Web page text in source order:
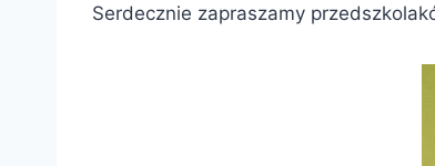
Serdecznie zapraszamy